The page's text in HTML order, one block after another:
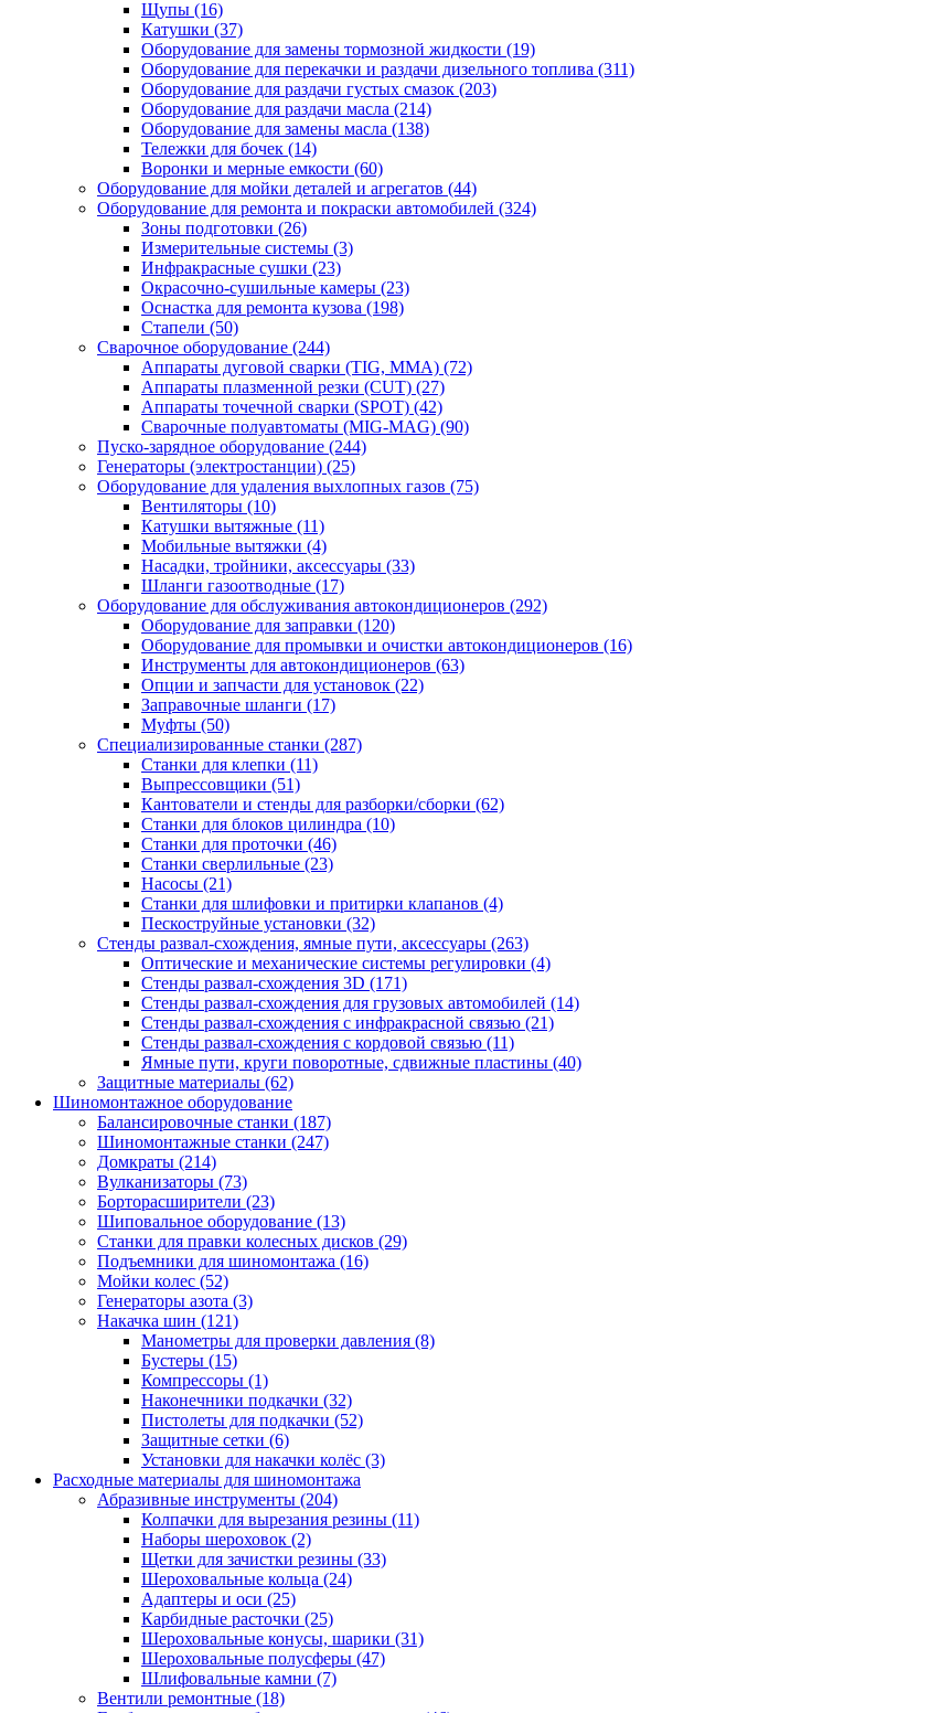
Щупы (16)
Катушки (37)
Оборудование для замены тормозной жидкости (19)
Оборудование для перекачки и раздачи дизельного топлива (311)
Оборудование для раздачи густых смазок (203)
Оборудование для раздачи масла (214)
Оборудование для замены масла (138)
Тележки для бочек (14)
Воронки и мерные емкости (60)
Оборудование для мойки деталей и агрегатов (44)
Оборудование для ремонта и покраски автомобилей (324)
Зоны подготовки (26)
Измерительные системы (3)
Инфракрасные сушки (23)
Окрасочно-сушильные камеры (23)
Оснастка для ремонта кузова (198)
Стапели (50)
Сварочное оборудование (244)
Аппараты дуговой сварки (TIG, MMA) (72)
Аппараты плазменной резки (CUT) (27)
Аппараты точечной сварки (SPOT) (42)
Сварочные полуавтоматы (MIG-MAG) (90)
Пуско-зарядное оборудование (244)
Генераторы (электростанции) (25)
Оборудование для удаления выхлопных газов (75)
Вентиляторы (10)
Катушки вытяжные (11)
Мобильные вытяжки (4)
Насадки, тройники, аксессуары (33)
Шланги газоотводные (17)
Оборудование для обслуживания автокондиционеров (292)
Оборудование для заправки (120)
Оборудование для промывки и очистки автокондиционеров (16)
Инструменты для автокондиционеров (63)
Опции и запчасти для установок (22)
Заправочные шланги (17)
Муфты (50)
Специализированные станки (287)
Станки для клепки (11)
Выпрессовщики (51)
Кантователи и стенды для разборки/сборки (62)
Станки для блоков цилиндра (10)
Станки для проточки (46)
Станки сверлильные (23)
Насосы (21)
Станки для шлифовки и притирки клапанов (4)
Пескоструйные установки (32)
Стенды развал-схождения, ямные пути, аксессуары (263)
Оптические и механические системы регулировки (4)
Стенды развал-схождения 3D (171)
Стенды развал-схождения для грузовых автомобилей (14)
Стенды развал-схождения с инфракрасной связью (21)
Стенды развал-схождения с кордовой связью (11)
Ямные пути, круги поворотные, сдвижные пластины (40)
Защитные материалы (62)
Шиномонтажное оборудование
Балансировочные станки (187)
Шиномонтажные станки (247)
Домкраты (214)
Вулканизаторы (73)
Борторасширители (23)
Шиповальное оборудование (13)
Станки для правки колесных дисков (29)
Подъемники для шиномонтажа (16)
Мойки колес (52)
Генераторы азота (3)
Накачка шин (121)
Манометры для проверки давления (8)
Бустеры (15)
Компрессоры (1)
Наконечники подкачки (32)
Пистолеты для подкачки (52)
Защитные сетки (6)
Установки для накачки колёс (3)
Расходные материалы для шиномонтажа
Абразивные инструменты (204)
Колпачки для вырезания резины (11)
Наборы шероховок (2)
Щетки для зачистки резины (33)
Шероховальные кольца (24)
Адаптеры и оси (25)
Карбидные расточки (25)
Шероховальные конусы, шарики (31)
Шероховальные полусферы (47)
Шлифовальные камни (7)
Вентили ремонтные (18)